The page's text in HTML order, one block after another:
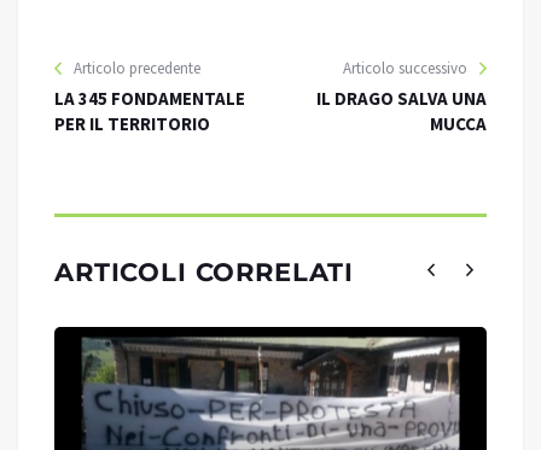
Articolo precedente
LA 345 FONDAMENTALE
PER IL TERRITORIO
Articolo successivo
IL DRAGO SALVA UNA
MUCCA
ARTICOLI CORRELATI